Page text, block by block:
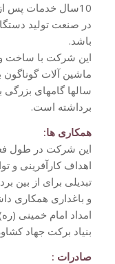
10سال خدمات پس
در صنعت تولید
باشد.
ماشین آلات گوناگون
سالها گامهای بزرگی
برداشته است.
همکاری ها:
این شرکت در طول
اهداف کارآفرینی و
تبدیلی برای از بین
و باغداری همکاری
امداد امام خمینی
بنیاد برکت جهاد
صادرات :